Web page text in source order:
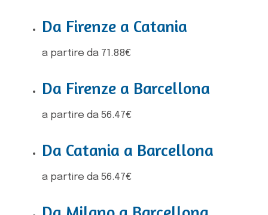
Da Firenze a Catania
a partire da 71.88€
Da Firenze a Barcellona
a partire da 56.47€
Da Catania a Barcellona
a partire da 56.47€